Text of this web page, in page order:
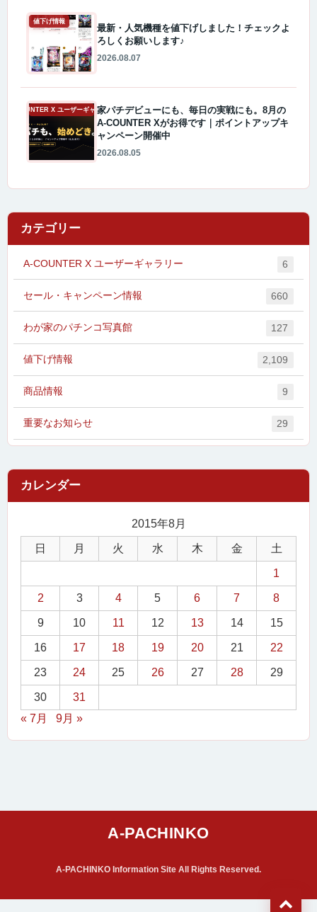
値下げ情報
最新・人気機種を値下げしました！チェックよ
ろしくお願いします♪
2026.08.07
A-COUNTER X ユーザーギャラリー家パチデビューにも、毎日の実戦にも。8月の
A-COUNTER Xがお得です｜ポイントアップキ
ャンペーン開催中
2026.08.05
カテゴリー
A-COUNTER X ユーザーギャラリー 6
セール・キャンペーン情報 660
わが家のパチンコ写真館 127
値下げ情報 2,109
商品情報 9
重要なお知らせ 29
2015年8月
日 月 火 水 木 金 土
1
2 3 4 5 6 7 8
9 10 11 12 13 14 15
16 17 18 19 20 21 22
23 24 25 26 27 28 29
30
31
« 7月
9月 »
A-PACHINKO Information Site All Rights Reserved.